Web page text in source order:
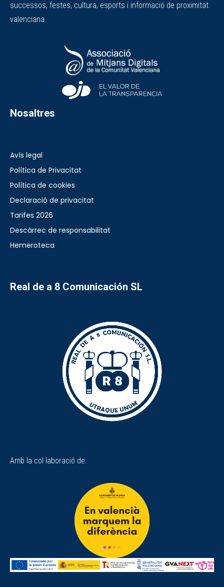
successos, festes, cultura, esports i informació de proximitat
valenciana.
Nosaltres
Avís legal
Política de Privacitat
Política de cookies
Declaració de privacitat
Tarifes 2026
Descàrrec de responsabilitat
Hemeroteca
Real de a 8 Comunicación SL
Amb la col·laboració de: